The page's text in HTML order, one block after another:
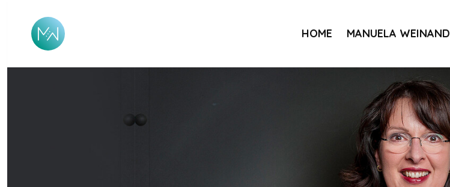
HOME MANUELA WEINAND